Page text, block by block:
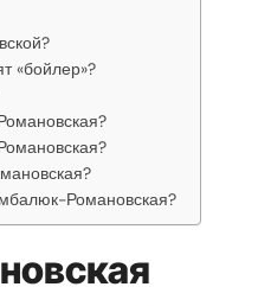
«бойлер»?
Романовская?